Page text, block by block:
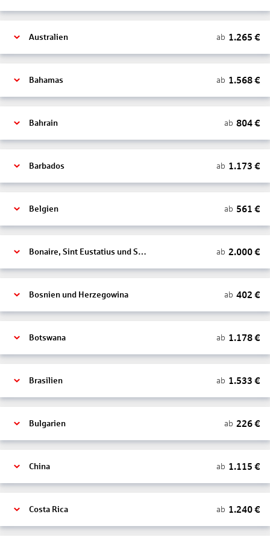
Australien ab 1.265 €
Bahamas ab 1.568€
Bahrain ab 804€
Barbados ab 1.173 €
Belgien ab 561 €
Bonaire, Sint Eustatius und Saba ab 2.000€
Bosnien und Herzegowina ab 402 €
Botswana ab 1.178€
Brasilien ab 1.533 €
Bulgarien ab 226€
China ab 1.115 €
Costa Rica ab 1.240€